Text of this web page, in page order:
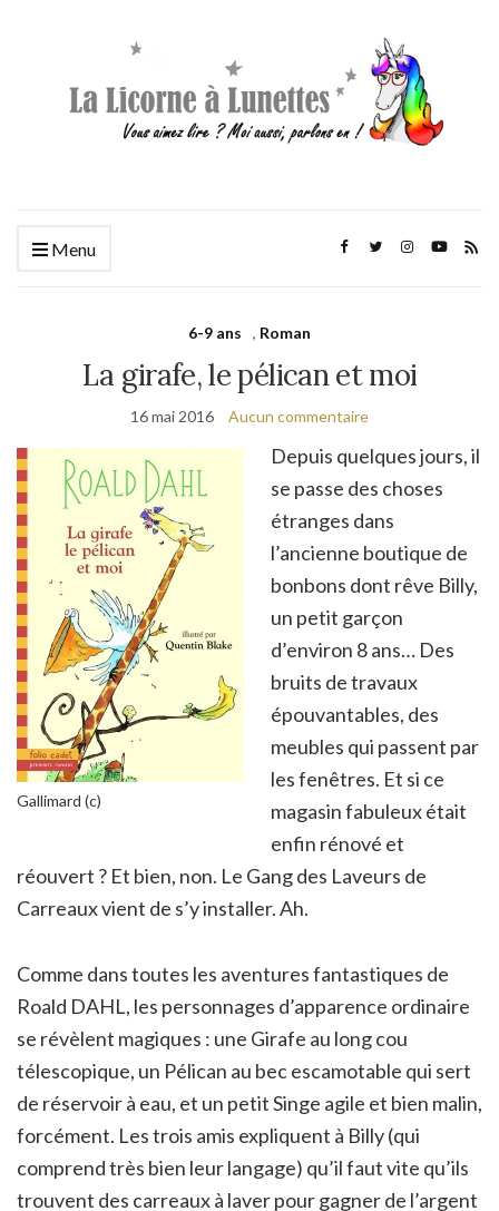
Menu
6-9 ans , Roman
La girafe, le pélican et moi
16 mai 2016 Aucun commentaire
Gallimard (c)
Depuis quelques jours, il
se passe des choses
étranges dans
l’ancienne boutique de
bonbons dont rêve Billy,
un petit garçon
d’environ 8 ans… Des
bruits de travaux
épouvantables, des
meubles qui passent par
les fenêtres. Et si ce
magasin fabuleux était
enfin rénové et
réouvert ? Et bien, non. Le Gang des Laveurs de
Carreaux vient de s’y installer. Ah.
Comme dans toutes les aventures fantastiques de
Roald DAHL, les personnages d’apparence ordinaire
se révèlent magiques : une Girafe au long cou
télescopique, un Pélican au bec escamotable qui sert
de réservoir à eau, et un petit Singe agile et bien malin,
forcément. Les trois amis expliquent à Billy (qui
comprend très bien leur langage) qu’il faut vite qu’ils
trouvent des carreaux à laver pour gagner de l’argent